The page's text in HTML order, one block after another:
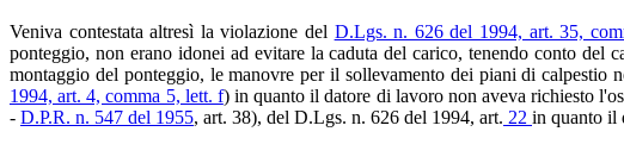
Veniva contestata altresì la violazione del D.Lgs. n. 626 del 1994, art. 35,
ponteggio, non erano idonei ad evitare la caduta del carico, tenendo conto
montaggio del ponteggio, le manovre per il sollevamento dei piani di calpestio
1994, art. 4, comma 5, lett. f) in quanto il datore di lavoro non aveva richiesto
- D.P.R. n. 547 del 1955, art. 38), del D.Lgs. n. 626 del 1994, art. 22 in quanto il